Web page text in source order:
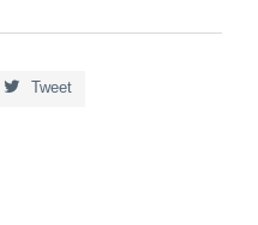
 Tweet